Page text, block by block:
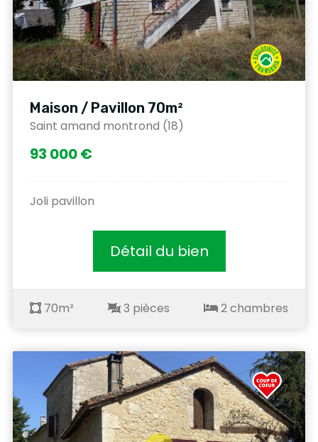
Maison / Pavillon 70m²
Saint amand montrond (18)
93 000 €
Joli pavillon
Détail du bien
70m² 3 pièces 2 chambres